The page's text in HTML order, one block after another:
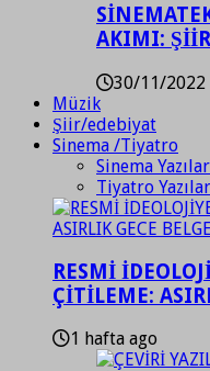
AKIMI:
30/11/2022
Müzik
Şiir/edebiyat
Sinema /Tiyatro
Sinema
Tiyatro
RESMİ
ÇİTİLEME:
1 hafta ago